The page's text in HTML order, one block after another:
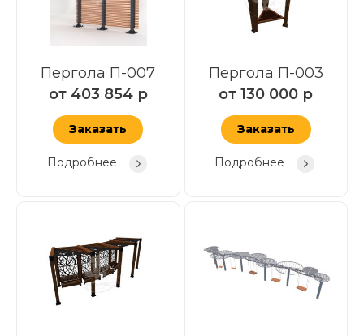
Пергола П-007
от 403 854 р
Заказать
Подробнее
Пергола П-003
от130 000 р
Заказать
Подробнее